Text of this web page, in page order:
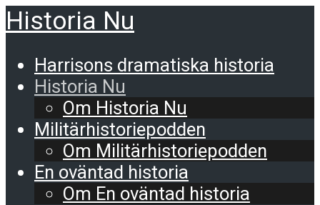
Historia Nu
Harrisons dramatiska historia
Historia Nu
Om Historia Nu
Militärhistoriepodden
Om Militärhistoriepodden
En oväntad historia
Om En oväntad historia